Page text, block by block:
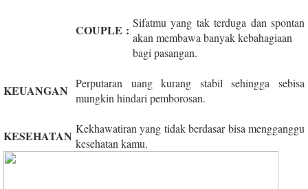
COUPLE : Sifatmu yang tak terduga dan spontan
akan membawa banyak kebahagiaan
bagi pasangan.
KEUANGAN Perputaran uang kurang stabil sehingga sebisa
mungkin hindari pemborosan.
KESEHATAN Kekhawatiran yang tidak berdasar bisa mengganggu
kesehatan kamu.